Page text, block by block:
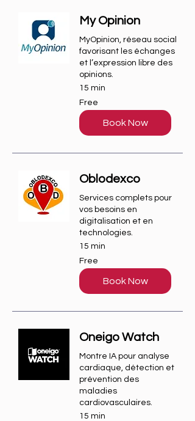
My Opinion
MyOpinion, réseau social
favorisant les échanges
et l’expression libre des
opinions.
15 min
Free
Free
Book Now
Oblodexco
Services complets pour
vos besoins en
digitalisation et en
technologies.
15 min
Free
Free
Book Now
Oneigo Watch
Montre IA pour analyse
cardiaque, détection et
prévention des
maladies
cardiovasculaires.
15 min